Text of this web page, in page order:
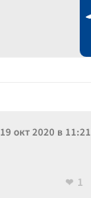
19 окт 2020 в 11:21
1